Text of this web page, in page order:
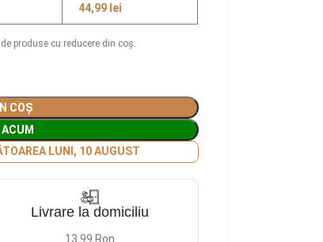
44,99 lei
produse cu reducere din coș.
COȘ
LUNI, 10 AUGUST
Livrare la domiciliu
13.99 Ron